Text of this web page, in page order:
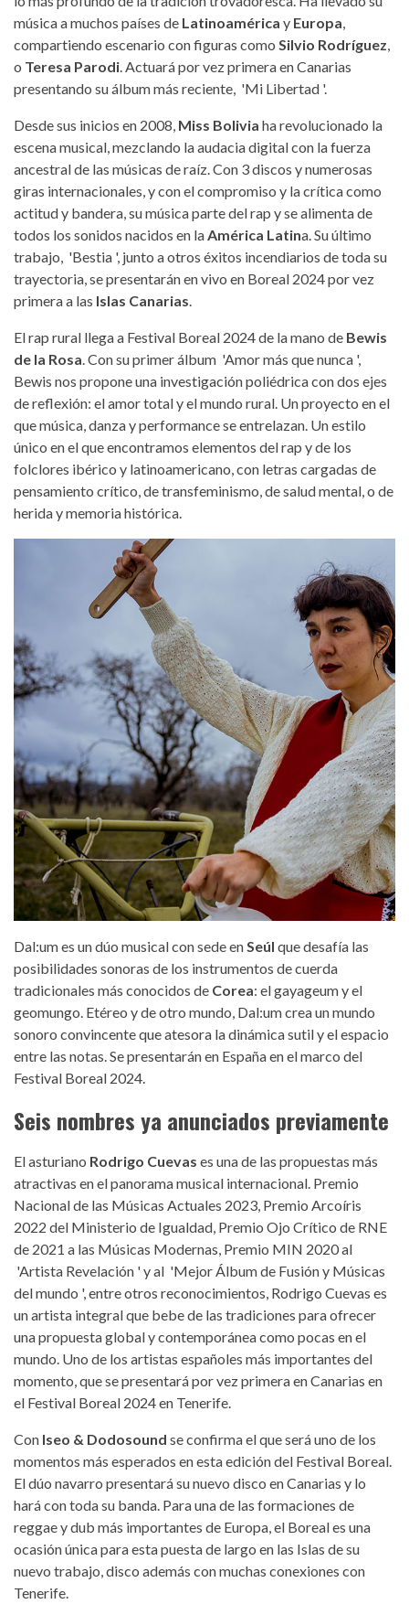
música a muchos países de Latinoamérica y Europa,
compartiendo escenario con figuras como Silvio Rodríguez,
o Teresa Parodi. Actuará por vez primera en Canarias
presentando su álbum más reciente, 'Mi Libertad '.
Desde sus inicios en 2008, Miss Bolivia ha revolucionado la
escena musical, mezclando la audacia digital con la fuerza
ancestral de las músicas de raíz. Con 3 discos y numerosas
giras internacionales, y con el compromiso y la crítica como
actitud y bandera, su música parte del rap y se alimenta de
todos los sonidos nacidos en laAmérica Latina. Su último
trabajo, 'Bestia ', junto a otros éxitos incendiarios de toda su
trayectoria, se presentarán en vivo en Boreal 2024 por vez
primera a las Islas Canarias.
El rap rural llega a Festival Boreal 2024 de la mano de Bewis
de la Rosa. Con su primer álbum 'Amor más que nunca ',
Bewis nos propone una investigación poliédrica con dos ejes
de reflexión: el amor total y el mundo rural. Un proyecto en el
que música, danza y performance se entrelazan. Un estilo
único en el que encontramos elementos del rap y de los
folclores ibérico y latinoamericano, con letras cargadas de
pensamiento crítico, de transfeminismo, de salud mental, o de
herida y memoria histórica.
bewis-de-la-rosa.jpg
Dal:um es un dúo musical con sede enSeúl que desafía las
posibilidades sonoras de los instrumentos de cuerda
tradicionales más conocidos de Corea: el gayageum y el
geomungo. Etéreo y de otro mundo, Dal:um crea un mundo
sonoro convincente que atesora la dinámica sutil y el espacio
entre las notas. Se presentarán en España en el marco del
Festival Boreal 2024.
Seis nombres ya anunciados previamente
El asturiano Rodrigo Cuevas es una de las propuestas más
atractivas en el panorama musical internacional. Premio
Nacional de las Músicas Actuales 2023, Premio Arcoíris
2022 del Ministerio de Igualdad, Premio Ojo Crítico de RNE
de 2021 a las Músicas Modernas, Premio MIN 2020 al
'Artista Revelación ' y al 'Mejor Álbum de Fusión y Músicas
del mundo ', entre otros reconocimientos, Rodrigo Cuevas es
un artista integral que bebe de las tradiciones para ofrecer
una propuesta global y contemporánea como pocas en el
mundo. Uno de los artistas españoles más importantes del
momento, que se presentará por vez primera en Canarias en
el Festival Boreal 2024 en Tenerife.
Con Iseo & Dodosound se confirma el que será uno de los
momentos más esperados en esta edición del Festival Boreal.
El dúo navarro presentará su nuevo disco en Canarias y lo
hará con toda su banda. Para una de las formaciones de
reggae y dub más importantes de Europa, el Boreal es una
ocasión única para esta puesta de largo en las Islas de su
nuevo trabajo, disco además con muchas conexiones con
Tenerife.